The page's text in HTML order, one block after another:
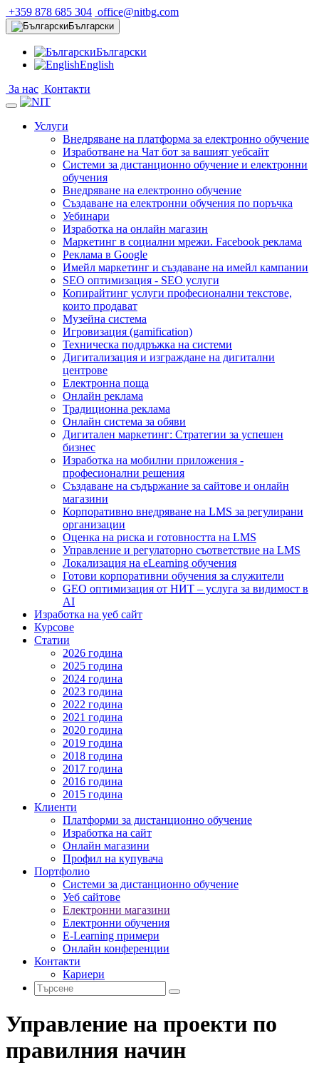
+359 878 685 304 office@nitbg.com
Български
Български
English
За нас Контакти
Услуги
Внедряване на платформа за електронно обучение
Изработване на Чат бот за вашият уебсайт
Системи за дистанционно обучение и електронни
обучения
Внедряване на електронно обучение
Създаване на електронни обучения по поръчка
Уебинари
Изработка на онлайн магазин
Маркетинг в социални мрежи. Facebook реклама
Реклама в Google
Имейл маркетинг и създаване на имейл кампании
SEO оптимизация - SEO услуги
Копирайтинг услуги професионални текстове,
които продават
Музейна система
Игровизация (gamification)
Техническа поддръжка на системи
Дигитализация и изграждане на дигитални
центрове
Електронна поща
Онлайн реклама
Традиционна реклама
Онлайн система за обяви
Дигитален маркетинг: Стратегии за успешен
бизнес
Изработка на мобилни приложения -
професионални решения
Създаване на съдържание за сайтове и онлайн
магазини
Корпоративно внедряване на LMS за регулирани
организации
Оценка на риска и готовността на LMS
Управление и регулаторно съответствие на LMS
Локализация на eLearning обучения
Готови корпоративни обучения за служители
GEO оптимизация от НИТ – услуга за видимост в
AI
Изработка на уеб сайт
Курсове
Статии
2026 година
2025 година
2024 година
2023 година
2022 година
2021 година
2020 година
2019 година
2018 година
2017 година
2016 година
2015 година
Клиенти
Платформи за дистанционно обучение
Изработка на сайт
Онлайн магазини
Профил на купувача
Портфолио
Системи за дистанционно обучение
Уеб сайтове
Електронни магазини
Електронни обучения
E-Learning примери
Онлайн конференции
Контакти
Кариери
Управление на проекти по
правилния начин